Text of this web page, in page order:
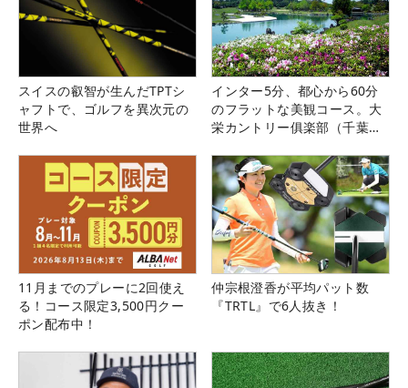
スイスの叡智が生んだTPTシ
ャフトで、ゴルフを異次元の
世界へ
インター5分、都心から60分
のフラットな美観コース。大
栄カントリー俱楽部（千葉
11月までのプレーに2回使え
る！コース限定3,500円クー
ポン配布中！
仲宗根澄香が平均パット数
『TRTL』で6人抜き！